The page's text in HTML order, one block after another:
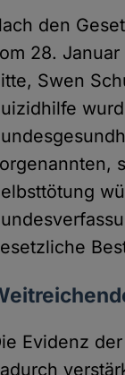
den
28. Januar
Swen
Evidenz